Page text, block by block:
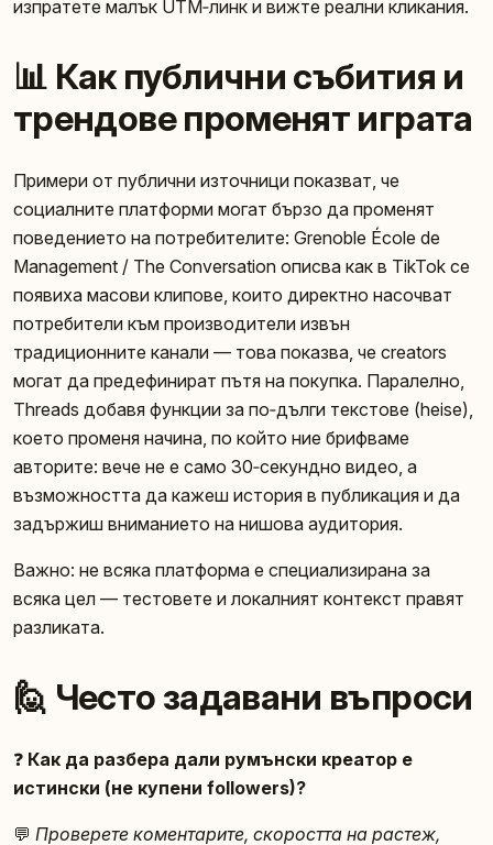
изпратете малък UTM‑линк и вижте реални кликания.
📊 Как публични събития и
трендове променят играта
Примери от публични източници показват, че
социалните платформи могат бързо да променят
поведението на потребителите: Grenoble École de
Management / The Conversation описва как в TikTok се
появиха масови клипове, които директно насочват
потребители към производители извън
традиционните канали — това показва, че creators
могат да предефинират пътя на покупка. Паралелно,
Threads добавя функции за по‑дълги текстове (heise),
което променя начина, по който ние брифваме
авторите: вече не е само 30‑секундно видео, а
възможността да кажеш история в публикация и да
задържиш вниманието на нишова аудитория.
Важно: не всяка платформа е специализирана за
всяка цел — тестовете и локалният контекст правят
разликата.
🙋 Често задавани въпроси
❓ Как да разбера дали румънски креатор е
истински (не купени followers)?
💬 Проверете коментарите, скоростта на растеж,